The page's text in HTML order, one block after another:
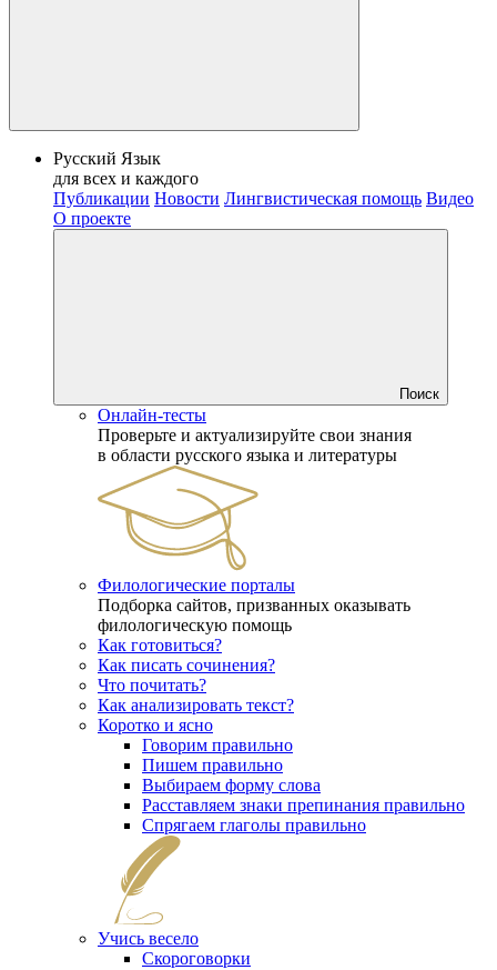
Русский Язык
для всех и каждого
Публикации Новости Лингвистическая помощь Видео
О проекте
Поиск
Онлайн-тесты
Проверьте и актуализируйте свои знания
в области русского языка и литературы
Филологические порталы
Подборка сайтов, призванных оказывать
филологическую помощь
Как готовиться?
Как писать сочинения?
Что почитать?
Как анализировать текст?
Коротко и ясно
Говорим правильно
Пишем правильно
Выбираем форму слова
Расставляем знаки препинания правильно
Спрягаем глаголы правильно
Учись весело
Скороговорки